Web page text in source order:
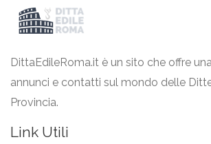
DittaEdileRoma.it è un sito che offre
annunci e contatti sul mondo delle
Provincia.
Link Utili